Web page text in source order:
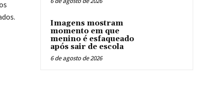
Imagens mostram
momento em que
menino é esfaqueado
após sair de escola
6 de agosto de 2026